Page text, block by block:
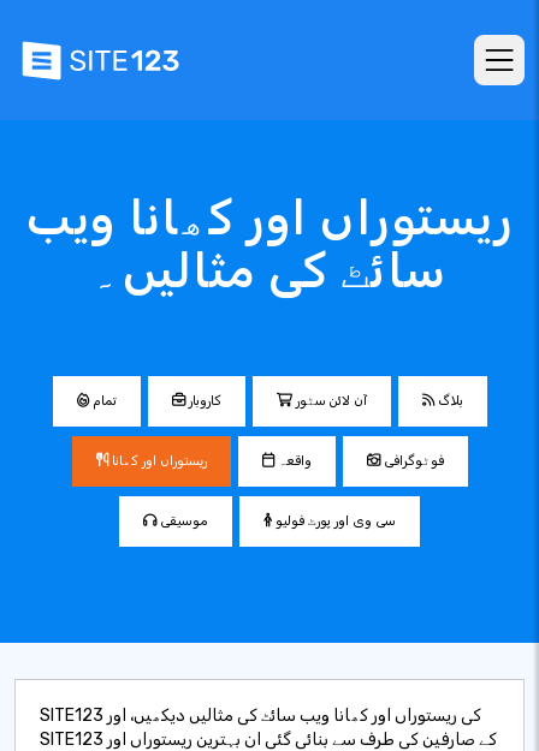
ریستوراں اور کھانا ویب
سائٹ کی مثالیں۔
تمام کاروبار آن لائن سٹور بلاگ
ریستوراں اور کھانا واقعہ فوٹوگرافی
موسیقی سی وی اور پورٹ فولیو
SITE123 کی ریستوراں اور کھانا ویب سائٹ کی مثالیں دیکھیں، اور
SITE123 کے صارفین کی طرف سے بنائی گئی ان بہترین ریستوراں اور